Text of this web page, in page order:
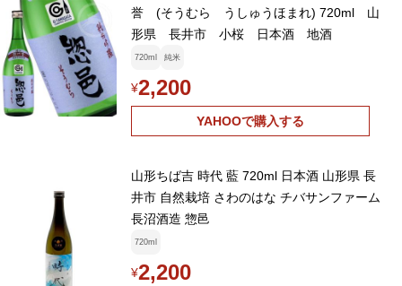
誉 (そうむら うしゅうほまれ) 720ml 山
形県 長井市 小桜 日本酒 地酒
720ml 純米
¥2,200
YAHOOで購入する
山形ちば吉 時代 藍 720ml 日本酒 山形県 長
井市 自然栽培 さわのはな チバサンファーム
長沼酒造 惣邑
720ml
¥2,200